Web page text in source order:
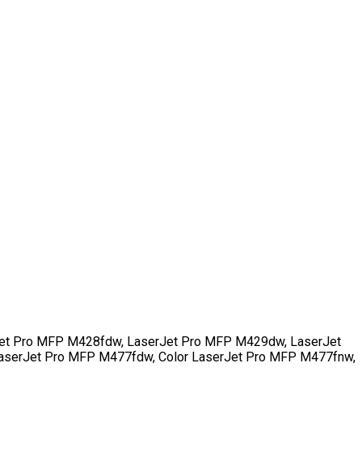
Pro MFP M428fdw, LaserJet Pro MFP M429dw, LaserJet
Pro MFP M477fdw, Color LaserJet Pro MFP M477fnw,